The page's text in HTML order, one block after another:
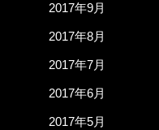
2017年9月
2017年8月
2017年7月
2017年6月
2017年5月